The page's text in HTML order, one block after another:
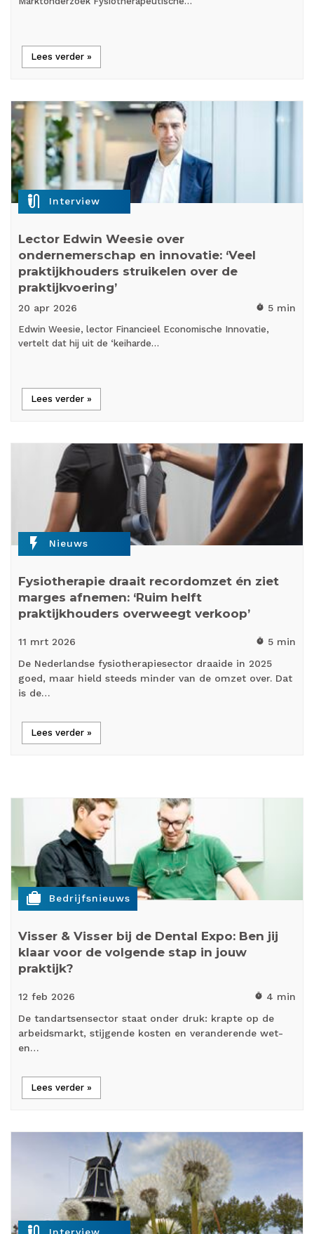
Lees verder »
mic_external_on Interview
Lector Edwin Weesie over
ondernemerschap en innovatie: ‘Veel
praktijkhouders struikelen over de
praktijkvoering’
20 apr 2026 timer 5 min
Edwin Weesie, lector Financieel Economische Innovatie,
vertelt dat hij uit de ‘keiharde…
Lees verder »
flash_on Nieuws
Fysiotherapie draait recordomzet én ziet
marges afnemen: ‘Ruim helft
praktijkhouders overweegt verkoop’
11 mrt 2026 timer 5 min
De Nederlandse fysiotherapiesector draaide in 2025
goed, maar hield steeds minder van de omzet over. Dat
is de…
Lees verder »
cases Bedrijfsnieuws
Visser & Visser bij de Dental Expo: Ben jij
klaar voor de volgende stap in jouw
praktijk?
12 feb 2026 timer 4 min
De tandartsensector staat onder druk: krapte op de
arbeidsmarkt, stijgende kosten en veranderende wet-
en…
Lees verder »